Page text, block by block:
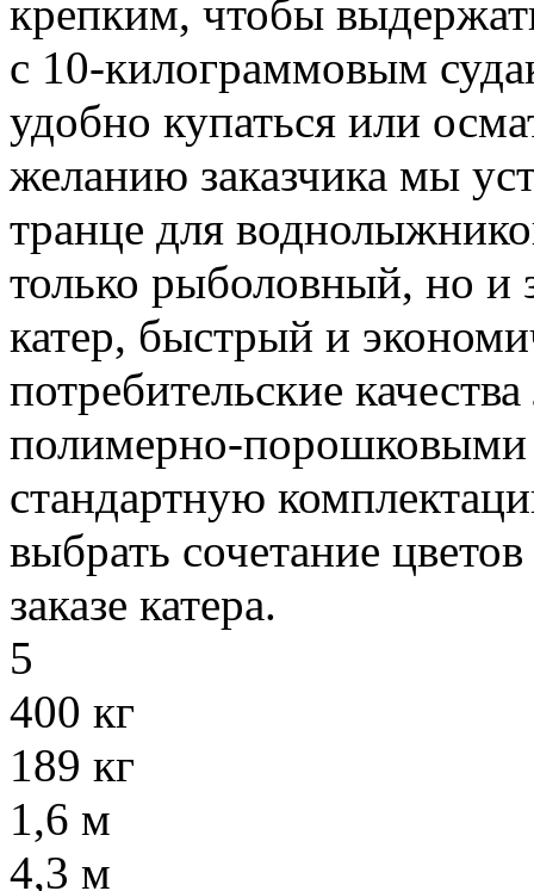
крепким, чтобы
с 10-килограммовым
удобно купаться или
желанию заказчика мы
транце для
только рыболовный, но и
катер, быстрый и
потребительские
полимерно-
стандартную
выбрать сочетание
заказе катера.
5
400 кг
189 кг
1,6 м
4,3 м